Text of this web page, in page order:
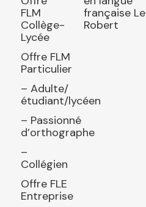
FLM
Collège-
Lycée
Offre FLM
Particulier
– Adulte/
étudiant/lycéen
– Passionné
d’orthographe
–
Collégien
Offre FLE
Entreprise
française Le
Robert